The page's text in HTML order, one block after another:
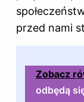
przed nami
Zobacz
odbędą